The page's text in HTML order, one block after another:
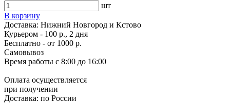
шт
В корзину
Доставка: Нижний Новгород и Кстово
Курьером - 100 р., 2 дня
Бесплатно - от 1000 р.
Самовывоз
Время работы с 8:00 до 16:00
Оплата осуществляется
при получении
Доставка: по России